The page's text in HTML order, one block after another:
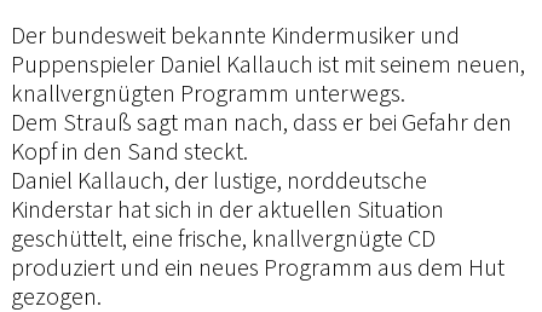
Der bundesweit bekannte Kindermusiker und
Puppenspieler Daniel Kallauch ist mit seinem neuen,
knallvergnügten Programm unterwegs.
Dem Strauß sagt man nach, dass er bei Gefahr den
Kopf in den Sand steckt.
Daniel Kallauch, der lustige, norddeutsche
Kinderstar hat sich in der aktuellen Situation
geschüttelt, eine frische, knallvergnügte CD
produziert und ein neues Programm aus dem Hut
gezogen.